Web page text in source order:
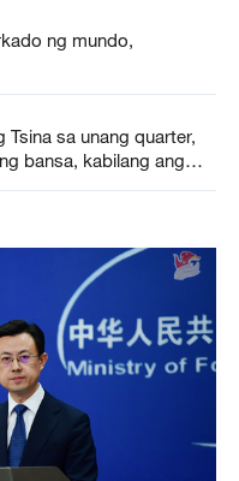
ng mundo,
sa unang quarter,
bansa, kabilang ang